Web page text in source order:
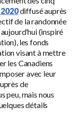
diffusé auprès
de la randonnée
(inspiré
les fonds
visant à mettre
les Canadiens
avec leur
de
peu, mais nous
détails